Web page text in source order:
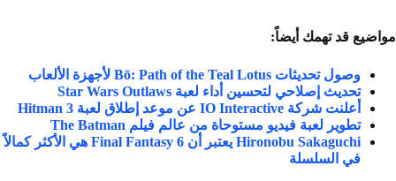
مواضيع قد تهمك أيضاً:
وصول تحديثات Bō: Path of the Teal Lotus لأجهزة الألعاب
تحديث إصلاحي لتحسين أداء لعبة Star Wars Outlaws
أعلنت شركة IO Interactive عن موعد إطلاق لعبة Hitman 3
تطوير لعبة فيديو مستوحاة من عالم فيلم The Batman
Hironobu Sakaguchi يعتبر أن Final Fantasy 6 هي الأكثر كمالاً
في السلسلة